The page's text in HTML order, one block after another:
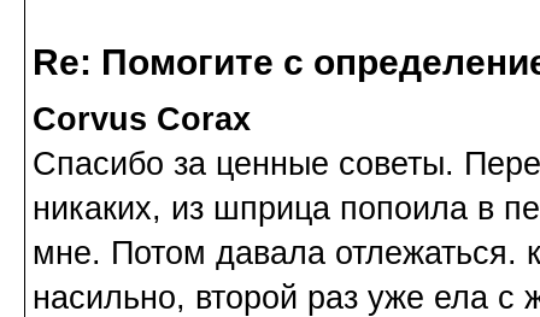
Re: Помогите с
Corvus Corax
Спасибо за ценные советы.
никаких, из шприца попоила в
мне. Потом давала отлежаться.
насильно, второй раз уже ела с